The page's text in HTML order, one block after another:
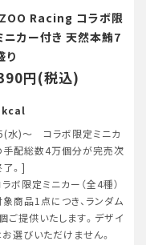
Racing コラボ限
ニカー付き 天然本鮪7
り
円(税込)
水)～ コラボ限定ミニカ
手配総数4万個分が完売次
。]
ボ限定ミニカー（全4種）
商品1点につき、ランダム
ご提供いたします。デザイ
選びいただけません。